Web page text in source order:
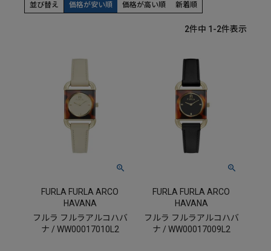
並び替え 価格が安い順 価格が高い順 新着順
2件中 1 -2件表示
FURLA FURLA ARCO
HAVANA
フルラ フルラアルコハバ
ナ / WW00017010L2
FURLA FURLA ARCO
HAVANA
フルラ フルラアルコハバ
ナ / WW00017009L2